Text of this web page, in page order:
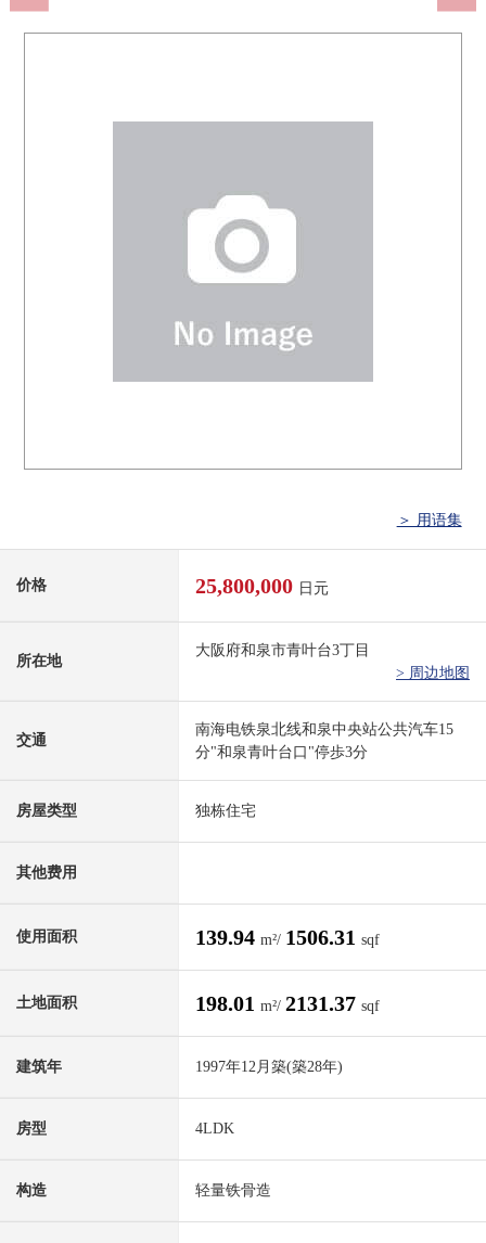
＞ 用语集
价格 25,800,000 日元
所在地
大阪府和泉市青叶台3丁目
> 周边地图
交通
南海电铁泉北线和泉中央站公共汽车15
分"和泉青叶台口"停歩3分
房屋类型 独栋住宅
其他费用
使用面积 139.94 m²/ 1506.31 sqf
土地面积 198.01 m²/ 2131.37 sqf
建筑年 1997年12月築(築28年)
房型 4LDK
构造 轻量铁骨造